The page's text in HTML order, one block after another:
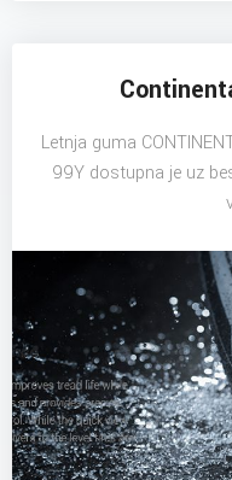
Letnja guma
99Y dostupna je uz